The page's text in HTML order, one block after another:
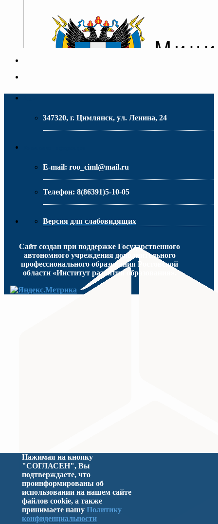
Министерство науки и высшего образования
347320, г. Цимлянск, ул. Ленина, 24
E-mail: roo_ciml@mail.ru
Телефон: 8(86391)5-10-05
Версия для слабовидящих
Сайт создан при поддержке Государственного
автономного учреждения дополнительного
профессионального образования Ростовской
области «Институт развития образования».
Нажимая на кнопку
"СОГЛАСЕН", Вы
подтверждаете, что
проинформированы об
использовании на нашем сайте
файлов cookie, а также
принимаете нашу Политику
конфиденциальности